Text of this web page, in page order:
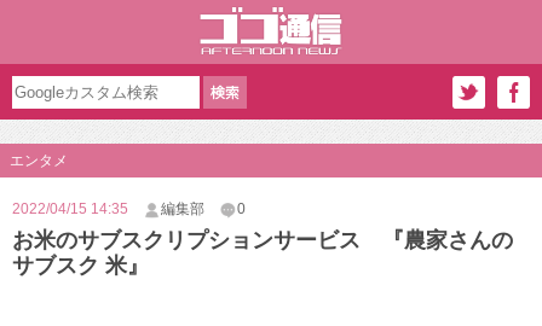
エンタメ
2022/04/15 14:35 編集部 0
お米のサブスクリプションサービス 『農家さんの
サブスク 米』